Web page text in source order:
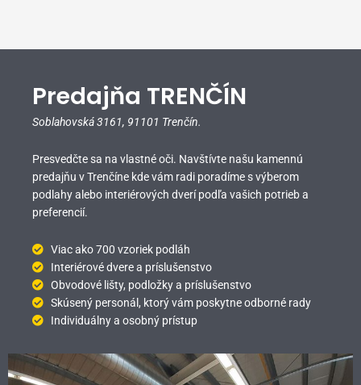
Predajňa TRENČÍN
Soblahovská 3161, 91101 Trenčín.
Presvedčte sa na vlastné oči. Navštívte našu kamennú
predajňu v Trenčíne kde vám radi poradíme s výberom
podlahy alebo interiérových dverí podľa vašich potrieb a
preferencií.
Viac ako 700 vzoriek podláh
Interiérové dvere a príslušenstvo
Obvodové lišty, podložky a príslušenstvo
Skúsený personál, ktorý vám poskytne odborné rady
Individuálny a osobný prístup